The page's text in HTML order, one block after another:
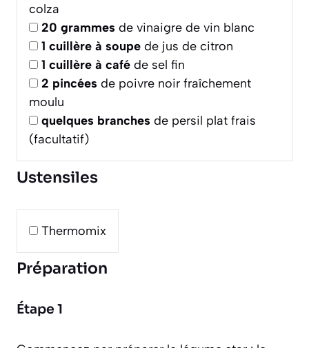
colza
20 grammes de vinaigre de vin blanc
1 cuillère à soupe de jus de citron
1 cuillère à café de sel fin
2 pincées de poivre noir fraîchement
moulu
quelques branches de persil plat frais
(facultatif)
Ustensiles
Thermomix
Préparation
Étape 1